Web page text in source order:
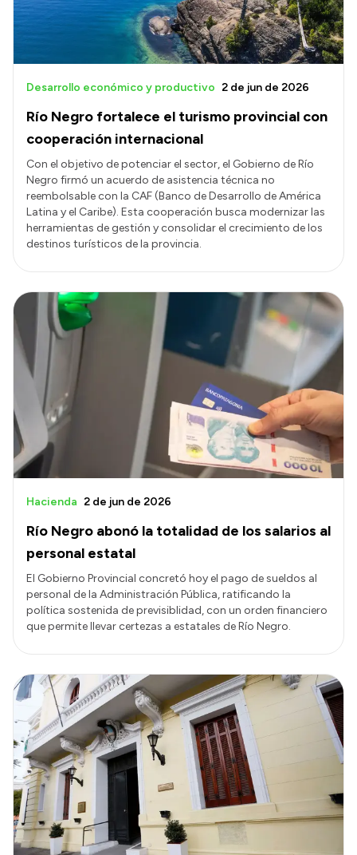
Río Negro fortalece el turismo provincial con
cooperación internacional
Desarrollo económico y productivo 2 de jun de 2026
Con el objetivo de potenciar el sector, el Gobierno de Río
Negro firmó un acuerdo de asistencia técnica no
reembolsable con la CAF (Banco de Desarrollo de América
Latina y el Caribe). Esta cooperación busca modernizar las
herramientas de gestión y consolidar el crecimiento de los
destinos turísticos de la provincia.
Río Negro abonó la totalidad de los salarios al
personal estatal
Hacienda 2 de jun de 2026
El Gobierno Provincial concretó hoy el pago de sueldos al
personal de la Administración Pública, ratificando la
política sostenida de previsiblidad, con un orden financiero
que permite llevar certezas a estatales de Río Negro.